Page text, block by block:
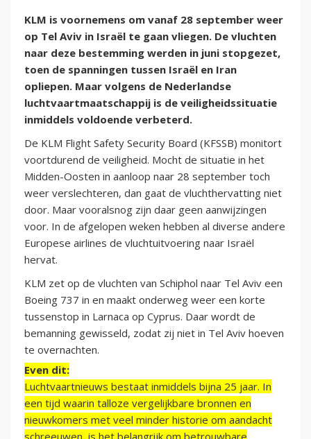
KLM is voornemens om vanaf 28 september weer
op Tel Aviv in Israël te gaan vliegen. De vluchten
naar deze bestemming werden in juni stopgezet,
toen de spanningen tussen Israël en Iran
opliepen. Maar volgens de Nederlandse
luchtvaartmaatschappij is de veiligheidssituatie
inmiddels voldoende verbeterd.
De KLM Flight Safety Security Board (KFSSB) monitort
voortdurend de veiligheid. Mocht de situatie in het
Midden-Oosten in aanloop naar 28 september toch
weer verslechteren, dan gaat de vluchthervatting niet
door. Maar vooralsnog zijn daar geen aanwijzingen
voor. In de afgelopen weken hebben al diverse andere
Europese airlines de vluchtuitvoering naar Israël
hervat.
KLM zet op de vluchten van Schiphol naar Tel Aviv een
Boeing 737 in en maakt onderweg weer een korte
tussenstop in Larnaca op Cyprus. Daar wordt de
bemanning gewisseld, zodat zij niet in Tel Aviv hoeven
te overnachten.
Even dit:
Luchtvaartnieuws bestaat inmiddels bijna 25 jaar. In
een tijd waarin talloze vergelijkbare bronnen en
nieuwkomers met veel minder historie om aandacht